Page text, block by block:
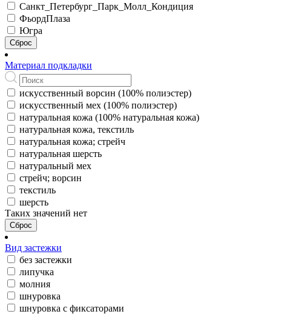
Санкт_Петербург_Парк_Молл_Кондиция
ФьордПлаза
Югра
Сброс
Материал подкладки
искусственный ворсин (100% полиэстер)
искусственный мех (100% полиэстер)
натуральная кожа (100% натуральная кожа)
натуральная кожа, текстиль
натуральная кожа; стрейч
натуральная шерсть
натуральный мех
стрейч; ворсин
текстиль
шерсть
Таких значений нет
Сброс
Вид застежки
без застежки
липучка
молния
шнуровка
шнуровка с фиксаторами